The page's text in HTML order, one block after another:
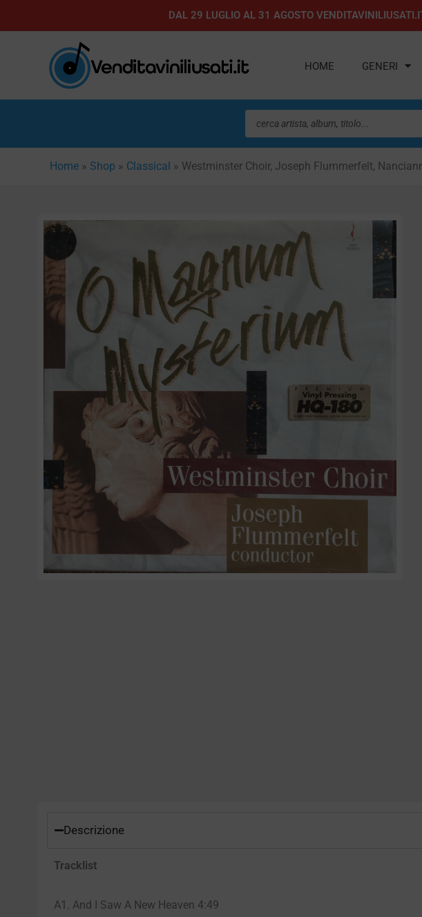
al
DAL 29 LUGLIO AL 31 AGOSTO
HOME GENERI
Ricerca
prodotti
Home » Shop » Classical » Westminster Choir, Joseph Flummerfelt,
Descrizione
Tracklist
A1. And I Saw A New Heaven 4:49